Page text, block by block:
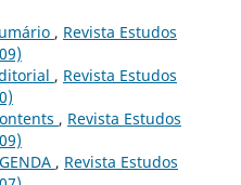
, Revista Estudos
, Revista Estudos
, Revista Estudos
, Revista Estudos